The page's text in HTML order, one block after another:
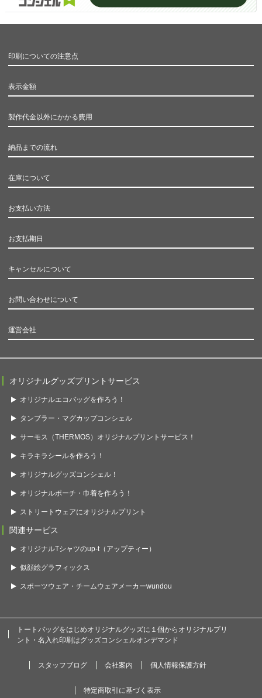
印刷についての注意点
表示金額
製作代金以外にかかる費用
納品までの流れ
在庫について
お支払い方法
お支払期日
キャンセルについて
お問い合わせについて
運営会社
オリジナルグッズプリントサービス
オリジナルエコバッグを作ろう！
タンブラー・マグカップコンシェル
サーモス（THERMOS）オリジナルプリントサービス！
キラキラシールを作ろう！
オリジナルグッズコンシェル！
オリジナルポーチ・巾着を作ろう！
ストリートウェアにオリジナルプリント
関連サービス
オリジナルTシャツのup-t（アップティー）
似顔絵グラフィックス
スポーツウェア・チームウェアメーカーwundou
トートバッグをはじめオリジナルグッズに１個からオリジナルプリ
ント・名入れ印刷はグッズコンシェルオンデマンド
スタッフブログ 会社案内 個人情報保護方針
特定商取引に基づく表示